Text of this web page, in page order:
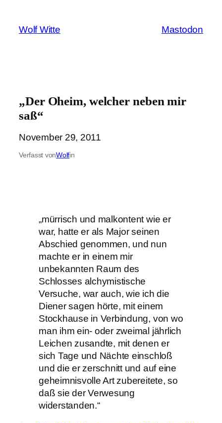
springen
Wolf Witte Mastodon
„Der Oheim, welcher neben mir
saß“
November 29, 2011
Verfasst vonWolfin
„mürrisch und malkontent wie er
war, hatte er als Major seinen
Abschied genommen, und nun
machte er in einem mir
unbekannten Raum des
Schlosses alchymistische
Versuche, war auch, wie ich die
Diener sagen hörte, mit einem
Stockhause in Verbindung, von wo
man ihm ein- oder zweimal jährlich
Leichen zusandte, mit denen er
sich Tage und Nächte einschloß
und die er zerschnitt und auf eine
geheimnisvolle Art zubereitete, so
daß sie der Verwesung
widerstanden.“